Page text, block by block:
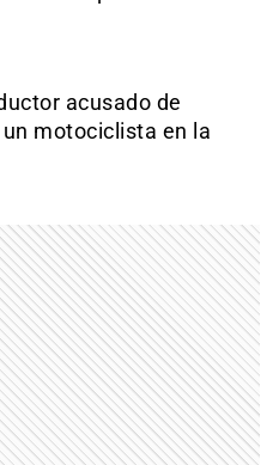
acusado de
motociclista en la